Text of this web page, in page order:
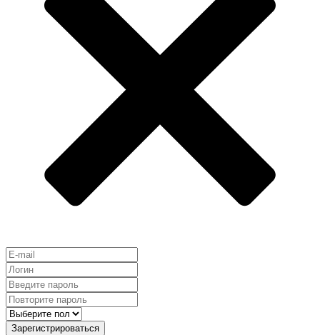
Зарегистрироваться